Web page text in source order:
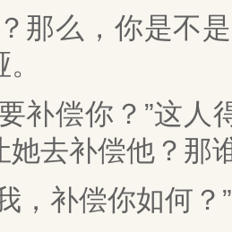
么，你是不是
偿你？”这人
她去补偿他？那
补偿你如何？”